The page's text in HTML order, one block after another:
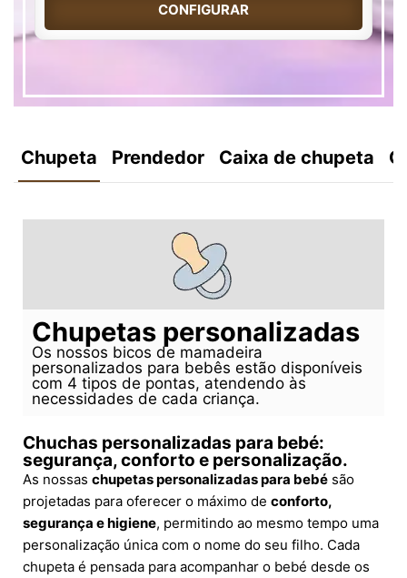
CONFIGURAR
Chupeta Prendedor Caixa de chupeta
Chupetas personalizadas
Os nossos bicos de mamadeira
personalizados para bebês estão disponíveis
com 4 tipos de pontas, atendendo às
necessidades de cada criança.
Chuchas personalizadas para bebé:
segurança, conforto e personalização.
As nossas chupetas personalizadas para bebé são
projetadas para oferecer o máximo de conforto,
segurança e higiene, permitindo ao mesmo tempo uma
personalização única com o nome do seu filho. Cada
chupeta é pensada para acompanhar o bebé desde os